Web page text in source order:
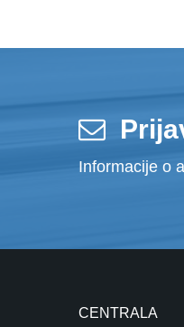
Informacije o
CENTRALA